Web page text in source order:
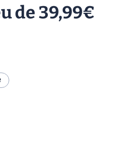
de 39,99€